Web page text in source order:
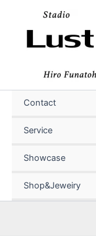
プ
Contact
Service
Showcase
Shop&Jeweiry